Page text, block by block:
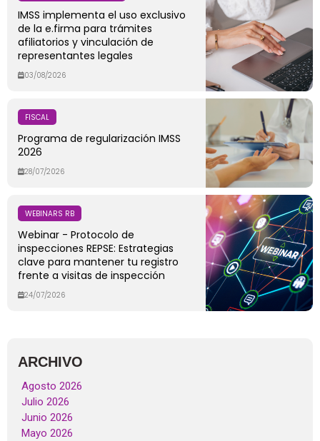
IMSS implementa el uso exclusivo
de la e.firma para trámites
afiliatorios y vinculación de
representantes legales
03/08/2026
FISCAL
Programa de regularización IMSS
2026
28/07/2026
WEBINARS RB
Webinar - Protocolo de
inspecciones REPSE: Estrategias
clave para mantener tu registro
frente a visitas de inspección
24/07/2026
ARCHIVO
Agosto 2026
Julio 2026
Junio 2026
Mayo 2026